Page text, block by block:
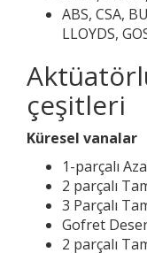
ABS, CSA,
LLOYDS,
çeşitleri
Küresel vanalar
1-parçalı
2 parçalı
3 Parçalı
Gofret
2 parçalı